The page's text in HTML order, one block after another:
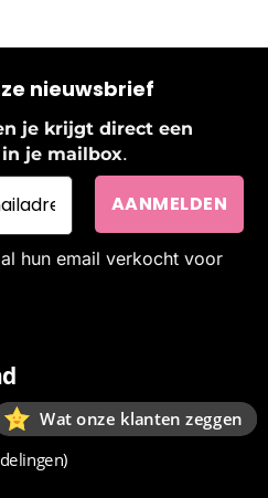
nieuwsbrief
je krijgt direct een
je mailbox.
hun email verkocht voor
Wat onze klanten zeggen